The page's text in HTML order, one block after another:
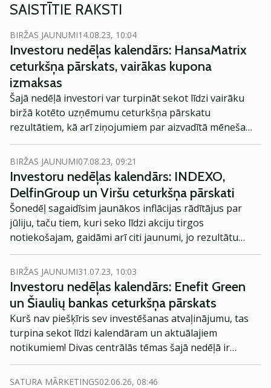
SAISTĪTIE RAKSTI
BIRŽAS JAUNUMI14.08.23, 10:04
Investoru nedēļas kalendārs: HansaMatrix
ceturkšņa pārskats, vairākas kupona
izmaksas
Šajā nedēļā investori var turpināt sekot līdzi vairāku
biržā kotēto uzņēmumu ceturkšņa pārskatu
rezultātiem, kā arī ziņojumiem par aizvadītā mēneša
sniegumu. Gaidāmas arī kupona izmaksas.
BIRŽAS JAUNUMI07.08.23, 09:21
Investoru nedēļas kalendārs: INDEXO,
DelfinGroup un Viršu ceturkšņa pārskati
Šonedēļ sagaidīsim jaunākos inflācijas rādītājus par
jūliju, taču tiem, kuri seko līdzi akciju tirgos
notiekošajam, gaidāmi arī citi jaunumi, jo rezultātu
paziņošanas sezona rit pilnā sparā.
BIRŽAS JAUNUMI31.07.23, 10:03
Investoru nedēļas kalendārs: Enefit Green
un Šiaulių bankas ceturkšņa pārskats
Kurš nav piešķīris sev investēšanas atvaļinājumu, tas
turpina sekot līdzi kalendāram un aktuālajiem
notikumiem! Divas centrālās tēmas šajā nedēļā ir
kuponu izmaksas un ceturkšņa pārskati. Bet
paskatāmies precīzāk!
SATURA MĀRKETINGS02.06.26, 08:46